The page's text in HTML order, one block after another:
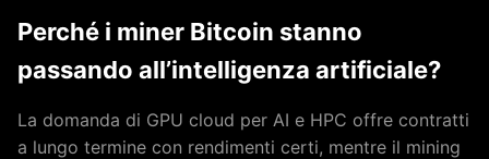
Perché i miner Bitcoin stanno
passando all’intelligenza artificiale?
La domanda di GPU cloud per AI e HPC offre contratti
a lungo termine con rendimenti certi, mentre il mining